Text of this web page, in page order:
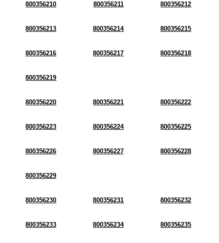
800356210 800356211 800356212
800356213 800356214 800356215
800356216 800356217 800356218
800356219
800356220 800356221 800356222
800356223 800356224 800356225
800356226 800356227 800356228
800356229
800356230 800356231 800356232
800356233 800356234 800356235